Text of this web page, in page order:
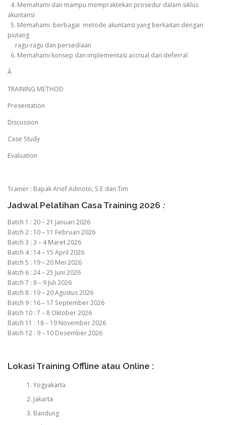
4. Memahami dan mampu mempraktekan prosedur dalam siklus
akuntansi
5. Memahami berbagai metode akuntansi yang berkaitan dengan
piutang
ragu-ragu dan persediaan
6. Memahami konsep dan implementasi accrual dan deferral
Â
TRAINING METHOD
Presentation
Discussion
Case Study
Evaluation
Trainer : Bapak Arief Adinoto, S.E dan Tim
Jadwal Pelatihan Casa Training 2026 :
Batch 1 : 20 – 21 Januari 2026
Batch 2 : 10 – 11 Februari 2026
Batch 3 : 3 – 4 Maret 2026
Batch 4 : 14 – 15 April 2026
Batch 5 : 19 – 20 Mei 2026
Batch 6 : 24 – 25 Juni 2026
Batch 7 : 8 – 9 Juli 2026
Batch 8 : 19 – 20 Agustus 2026
Batch 9 : 16 – 17 September 2026
Batch 10 : 7 – 8 Oktober 2026
Batch 11 : 18 – 19 November 2026
Batch 12 : 9 – 10 Desember 2026
Lokasi Training Offline atau Online :
Yogyakarta
Jakarta
Bandung